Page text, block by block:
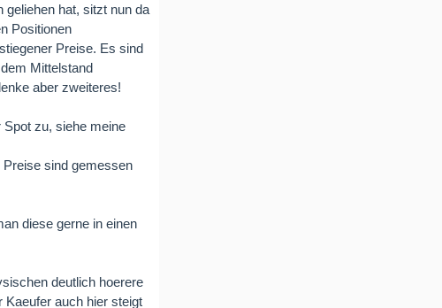
hat, sitzt nun da
Positionen
Preise. Es sind
Mittelstand
aber zweiteres!
zu, siehe meine
sind gemessen
diese gerne in einen
deutlich hoerere
Kaeufer auch hier steigt